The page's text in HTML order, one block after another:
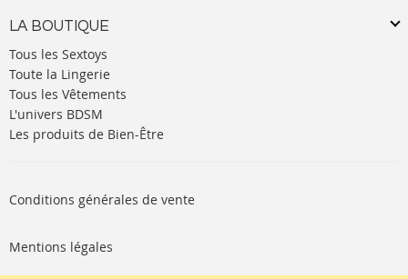
LA BOUTIQUE
Tous les Sextoys
Toute la Lingerie
Tous les Vêtements
L'univers BDSM
Les produits de Bien-Être
Conditions générales de vente
Mentions légales